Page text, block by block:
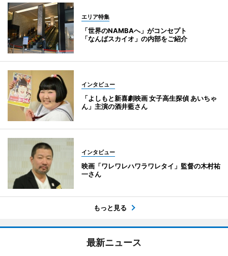
エリア特集
「世界のNAMBAへ」がコンセプト
「なんばスカイオ」の内部をご紹介
インタビュー
「よしもと新喜劇映画 女子高生探偵 あいちゃ
ん」主演の酒井藍さん
インタビュー
映画「ワレワレハワラワレタイ」監督の木村祐
一さん
もっと見る
最新ニュース